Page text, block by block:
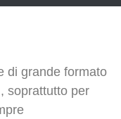
di grande formato
soprattutto per